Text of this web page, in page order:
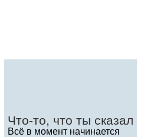
Что-то, что ты сказал
Всё в момент начинается